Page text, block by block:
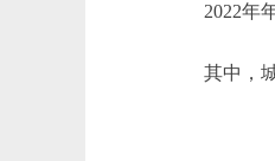
2022年
其中，